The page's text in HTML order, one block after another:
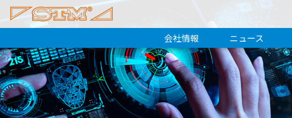
会社情報 ニュース